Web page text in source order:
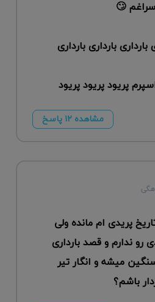
🙄
بارداری بارداری بارداری
پریود پریود پریود
مشاهده ۱۲ پاسخ
پریدی ام مانده ولی
رو ندارم و قصد بارداری
میشه و انگار تیر
باشم؟